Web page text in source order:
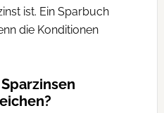
ist. Ein Sparbuch
die Konditionen